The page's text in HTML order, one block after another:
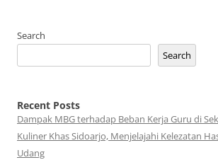
Search
Search
Recent Posts
Dampak MBG terhadap Beban Kerja Guru di
Kuliner Khas Sidoarjo, Menjelajahi Kelezatan
Udang